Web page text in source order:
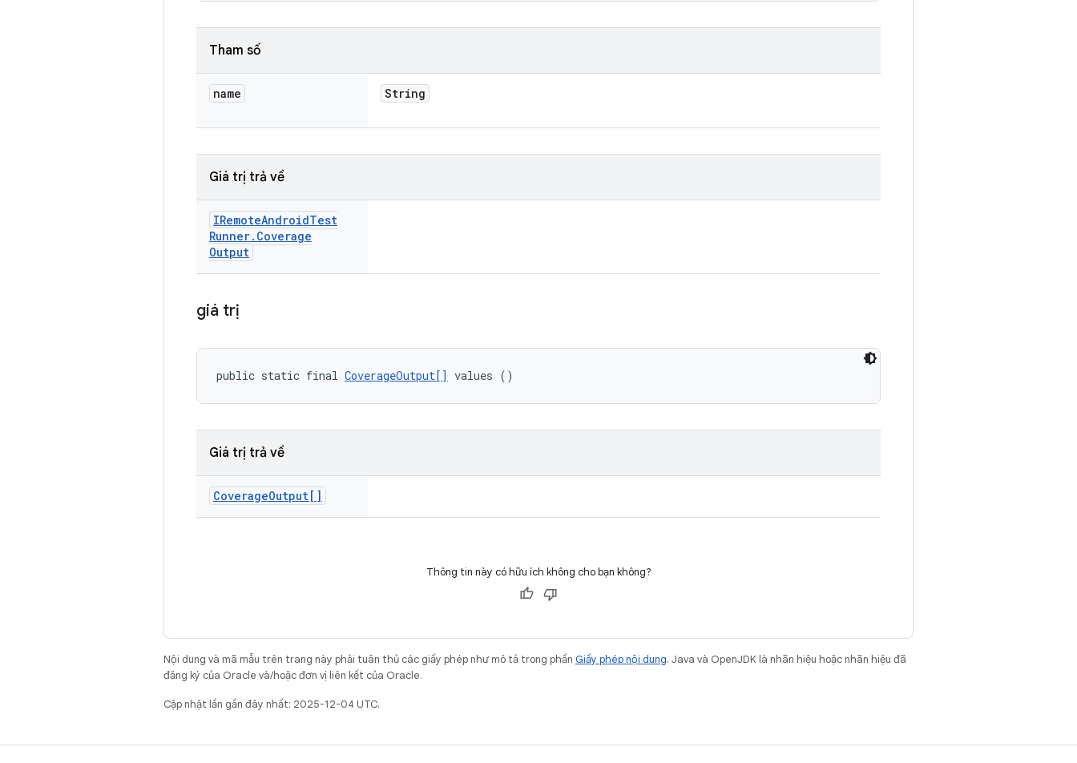
Tham số
name String
Giá trị trả về
IRemoteAndroidTest
Runner. Coverage
Output
giá trị
public static final CoverageOutput[] values ()
Giá trị trả về
CoverageOutput[]
Thông tin này có hữu ích không cho bạn không?
Nội dung và mã mẫu trên trang này phải tuân thủ các giấy phép như mô tả trong phần Giấy phép nội dung. Java và OpenJDK là nhãn hiệu hoặc nhãn hiệu đã
đăng ký của Oracle và/hoặc đơn vị liên kết của Oracle.
Cập nhật lần gần đây nhất: 2025-12-04 UTC.